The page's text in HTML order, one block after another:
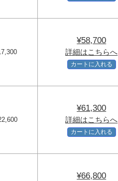
¥58,700
詳細はこちらへ
カートに入れる
¥61,300
詳細はこちらへ
カートに入れる
¥66,800